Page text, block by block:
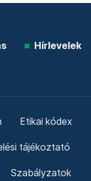
Hírlevelek
Etikai kódex
tájékoztató
Szabályzatok